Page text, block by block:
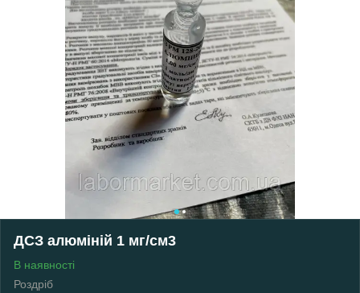
ДСЗ алюміній 1 мг/см3
В наявності
Роздріб